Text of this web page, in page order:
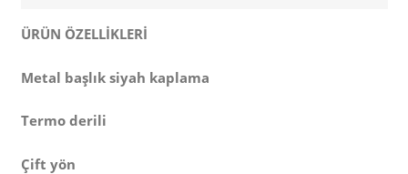
ÜRÜN ÖZELLİKLERİ
Metal başlık siyah kaplama
Termo derili
Çift yön